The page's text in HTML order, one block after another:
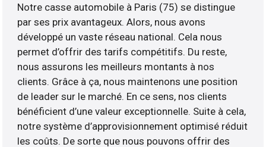
Notre casse automobile à Paris (75) se distingue
par ses prix avantageux. Alors, nous avons
développé un vaste réseau national. Cela nous
permet d’offrir des tarifs compétitifs. Du reste,
nous assurons les meilleurs montants à nos
clients. Grâce à ça, nous maintenons une position
de leader sur le marché. En ce sens, nos clients
bénéficient d’une valeur exceptionnelle. Suite à cela,
notre système d’approvisionnement optimisé réduit
les coûts. De sorte que nous pouvons offrir des